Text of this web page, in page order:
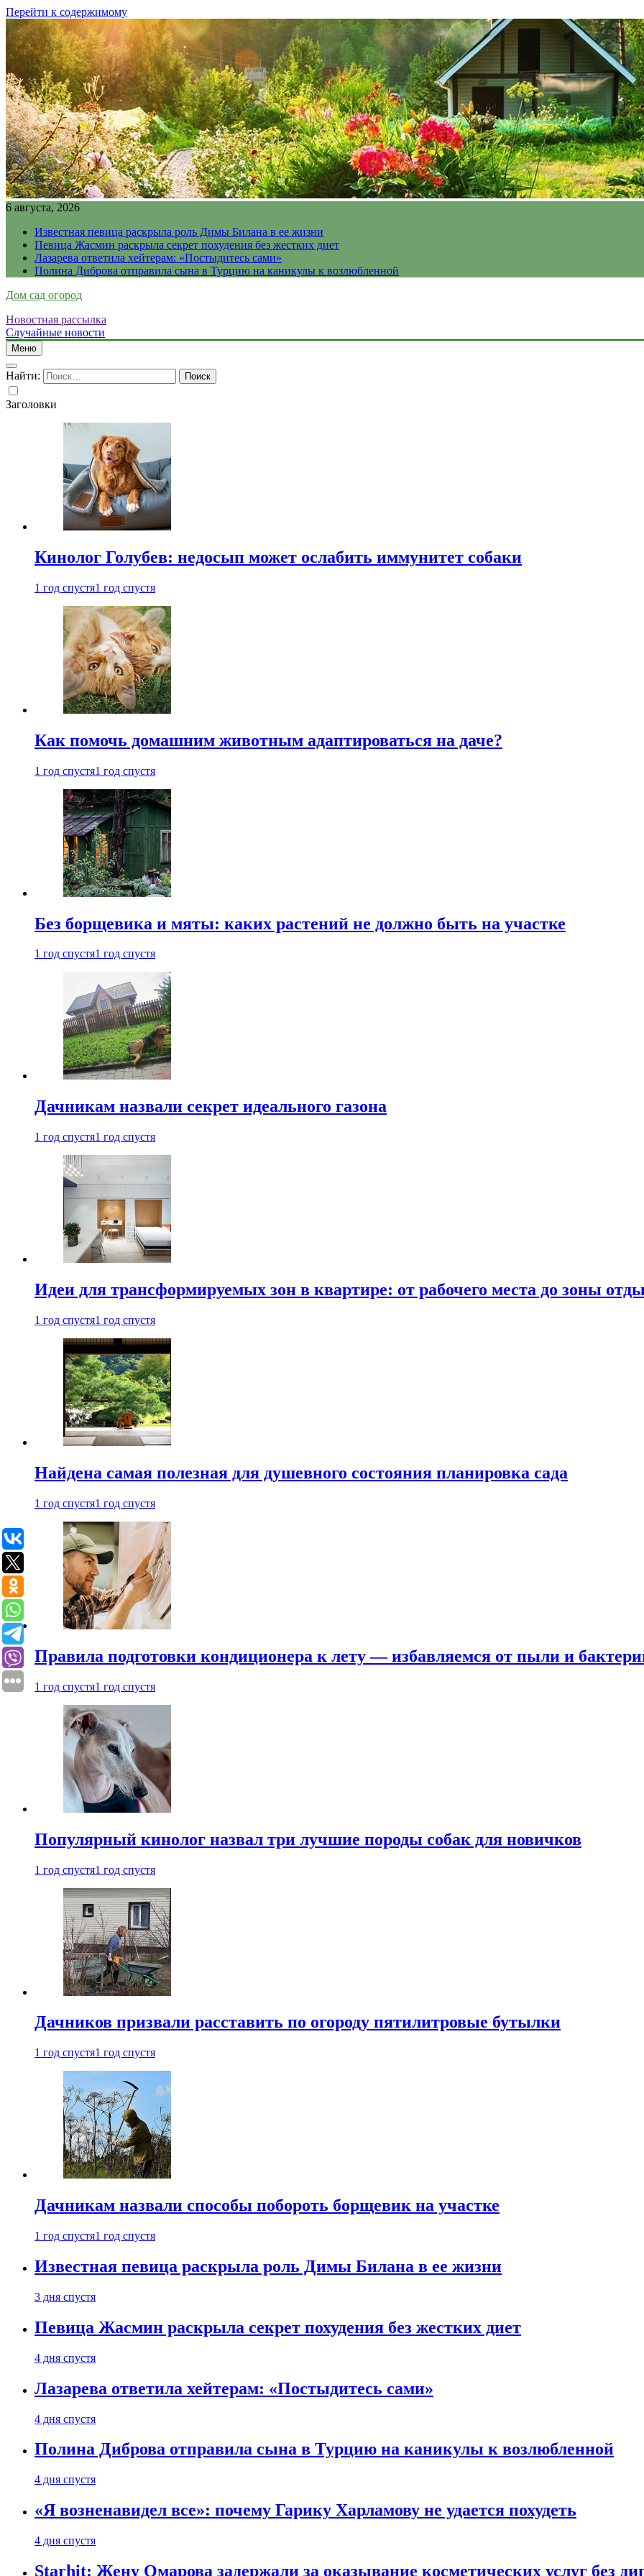
Перейти к содержимому
6 августа, 2026
Известная певица раскрыла роль Димы Билана в ее жизни
Певица Жасмин раскрыла секрет похудения без жестких диет
Лазарева ответила хейтерам: «Постыдитесь сами»
Полина Диброва отправила сына в Турцию на каникулы к возлюбленной
Дом сад огород
Новостная рассылка
Случайные новости
Меню
Найти:
Заголовки
Кинолог Голубев: недосып может ослабить иммунитет собаки
1 год спустя1 год спустя
Как помочь домашним животным адаптироваться на даче?
1 год спустя1 год спустя
Без борщевика и мяты: каких растений не должно быть на участке
1 год спустя1 год спустя
Дачникам назвали секрет идеального газона
1 год спустя1 год спустя
Идеи для трансформируемых зон в квартире: от рабочего места до зоны
1 год спустя1 год спустя
Найдена самая полезная для душевного состояния планировка сада
1 год спустя1 год спустя
Правила подготовки кондиционера к лету — избавляемся от пыли и
1 год спустя1 год спустя
Популярный кинолог назвал три лучшие породы собак для новичков
1 год спустя1 год спустя
Дачников призвали расставить по огороду пятилитровые бутылки
1 год спустя1 год спустя
Дачникам назвали способы побороть борщевик на участке
1 год спустя1 год спустя
Известная певица раскрыла роль Димы Билана в ее жизни
3 дня спустя
Певица Жасмин раскрыла секрет похудения без жестких диет
4 дня спустя
Лазарева ответила хейтерам: «Постыдитесь сами»
4 дня спустя
Полина Диброва отправила сына в Турцию на каникулы к возлюбленной
4 дня спустя
«Я возненавидел все»: почему Гарику Харламову не удается похудеть
4 дня спустя
Starhit: Жену Омарова задержали за оказывание косметических услуг без